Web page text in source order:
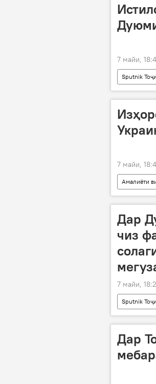
7 майи,
Sputnik
7 майи,
Амалиёти
Ғарб
Дар
чиз
7 майи,
Sputnik
Дар